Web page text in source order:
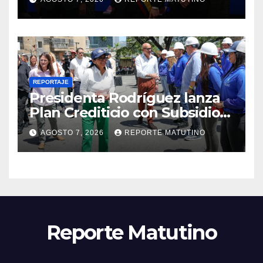
2026-2030
REPORTAJE
Presidenta Rodríguez lanza
Plan Crediticio con Subsidio
Directo en encuentro con
Juntas de Condominio
AGOSTO 7, 2026 REPORTE MATUTINO
Reporte Matutino